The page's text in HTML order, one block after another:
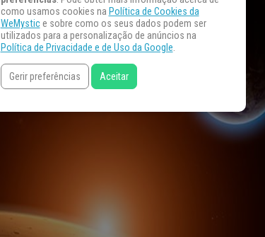
como usamos cookies na Política de Cookies da
WeMystice sobre como os seus dados podem ser
utilizados para a personalização de anúncios na
Política de Privacidade e de Uso da Google.
Gerir preferências Aceitar